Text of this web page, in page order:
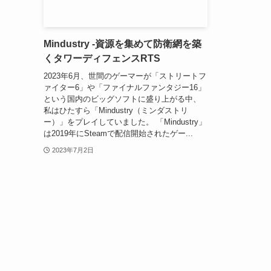
Mindustry -資源を集めて防衛網を築
くタワーディフェンスRTS
2023年6月、世間のゲーマーが「ストリートフ
ァイター6」や「ファイナルファンタジー16」
という国内のビッグソフトに盛り上がる中、
私はひたすら「Mindustry（ミンダストリ
ー）」をプレイしていました。 「Mindustry」
は2019年にSteamで配信開始されたゲー...
2023年7月2日